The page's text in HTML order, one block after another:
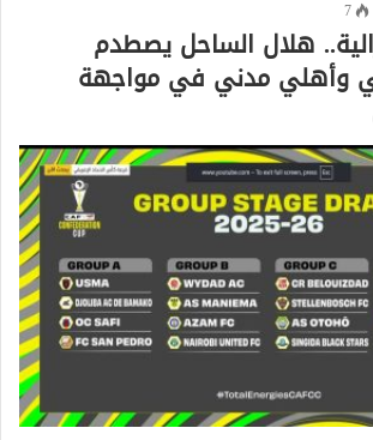
7
هلال الساحل يصطدم
وأهلي مدني في مواجهة